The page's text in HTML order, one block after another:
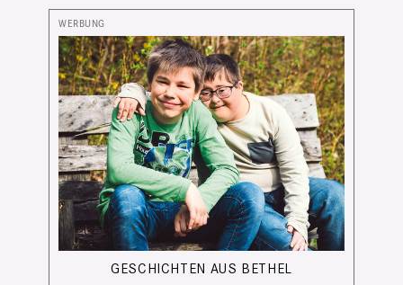
GESCHICHTEN AUS BETHEL